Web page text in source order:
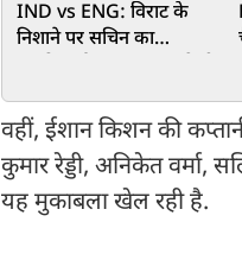
IND vs ENG: विराट के
निशाने पर सचिन का
वहीं, ईशान किशन की
कुमार रेड्डी, अनिकेत वर्मा,
यह मुकाबला खेल रही है.